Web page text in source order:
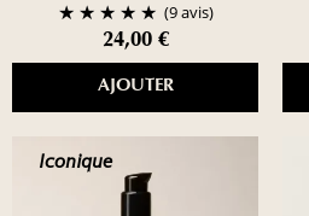
(9 avis)
24,00 €
AJOUTER
Iconique